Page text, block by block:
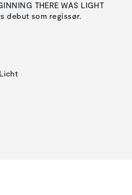
THERE WAS LIGHT
debut som regissør.